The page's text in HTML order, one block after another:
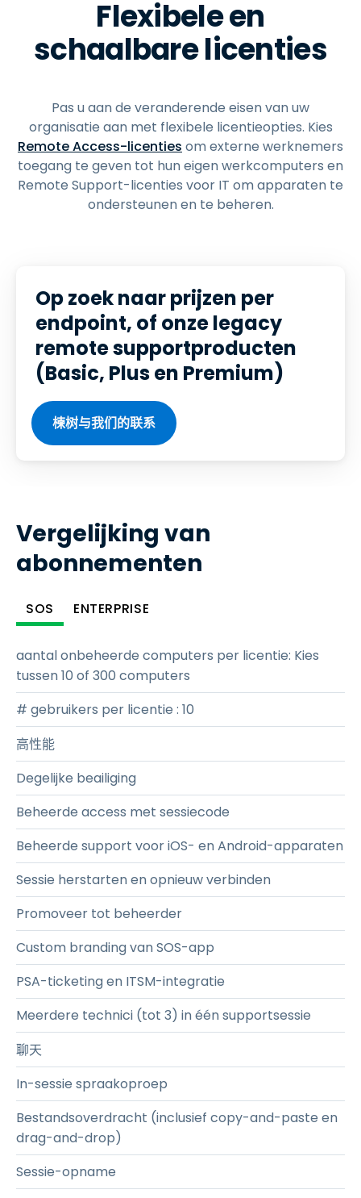
Flexibele en
schaalbare licenties
Pas u aan de veranderende eisen van uw
organisatie aan met flexibele licentieopties. Kies
Remote Access-licenties om externe werknemers
toegang te geven tot hun eigen werkcomputers en
Remote Support-licenties voor IT om apparaten te
ondersteunen en te beheren.
Op zoek naar prijzen per
endpoint, of onze legacy
remote supportproducten
(Basic, Plus en Premium)
楝树与我们的联系
Vergelijking van
abonnementen
SOS ENTERPRISE
aantal onbeheerde computers per licentie: Kies
tussen 10 of 300 computers
# gebruikers per licentie : 10
高性能
Degelijke beailiging
Beheerde access met sessiecode
Beheerde support voor iOS- en Android-apparaten
Sessie herstarten en opnieuw verbinden
Promoveer tot beheerder
Custom branding van SOS-app
PSA-ticketing en ITSM-integratie
Meerdere technici (tot 3) in één supportsessie
聊天
In-sessie spraakoproep
Bestandsoverdracht (inclusief copy-and-paste en
drag-and-drop)
Sessie-opname